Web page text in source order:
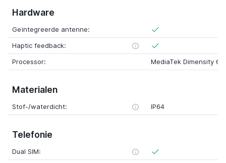
Hardware
Geïntegreerde antenne:
Haptic feedback:
Processor:
MediaTek Dimensity
Materialen
Stof-/waterdicht: IP64
Telefonie
Dual SIM: